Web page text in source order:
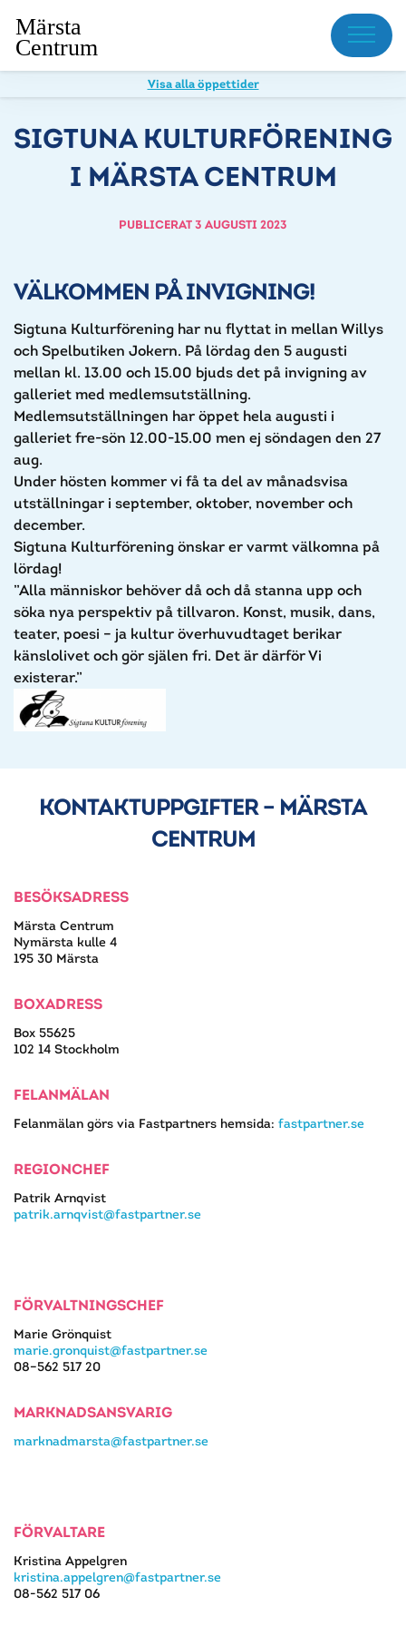
Meny
Visa alla öppettider
SIGTUNA KULTURFÖRENING
I MÄRSTA CENTRUM
PUBLICERAT 3 AUGUSTI 2023
VÄLKOMMEN PÅ INVIGNING!
Sigtuna Kulturförening har nu flyttat in mellan Willys
och Spelbutiken Jokern. På lördag den 5 augusti
mellan kl. 13.00 och 15.00 bjuds det på invigning av
galleriet med medlemsutställning.
Medlemsutställningen har öppet hela augusti i
galleriet fre-sön 12.00-15.00 men ej söndagen den 27
aug.
Under hösten kommer vi få ta del av månadsvisa
utställningar i september, oktober, november och
december.
Sigtuna Kulturförening önskar er varmt välkomna på
lördag!
”Alla människor behöver då och då stanna upp och
söka nya perspektiv på tillvaron. Konst, musik, dans,
teater, poesi – ja kultur överhuvudtaget berikar
känslolivet och gör själen fri. Det är därför Vi
existerar.”
KONTAKTUPPGIFTER – MÄRSTA
CENTRUM
BESÖKSADRESS
Märsta Centrum
Nymärsta kulle 4
195 30 Märsta
BOXADRESS
Box 55625
102 14 Stockholm
FELANMÄLAN
Felanmälan görs via Fastpartners hemsida: fastpartner.se
REGIONCHEF
Patrik Arnqvist
patrik.arnqvist@fastpartner.se
FÖRVALTNINGSCHEF
Marie Grönquist
marie.gronquist@fastpartner.se
08–562 517 20
MARKNADSANSVARIG
marknadmarsta@fastpartner.se
FÖRVALTARE
Kristina Appelgren
kristina.appelgren@fastpartner.se
08-562 517 06